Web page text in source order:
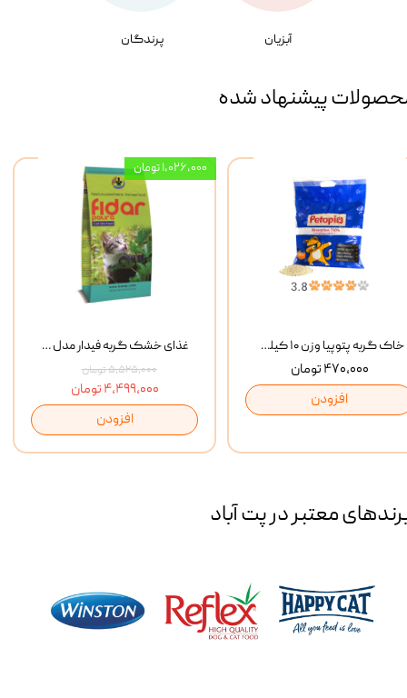
آبزیان پرندگان
پیشنهاد شده
غذای خشک گربه فیدار مدل Adult وزن 10 کیلوگرم
۵,۵۲۵,۰۰۰ تومان
۴,۴۹۹,۰۰۰ تومان
افزودن
۱,۰۲۶,۰۰۰ تومان
خاک گربه پتوپیا وزن ۱۰ کیلوگرم
۴۷۰,۰۰۰ تومان
افزودن
معتبر در پت آباد